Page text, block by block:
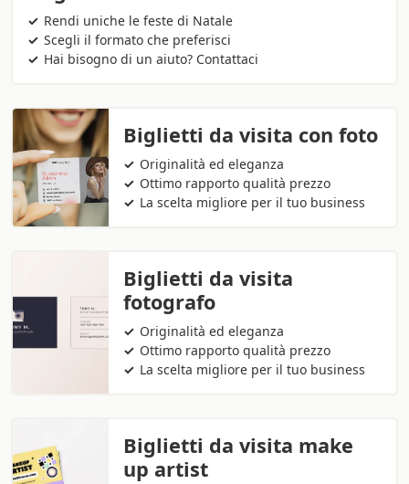
Rendi uniche le feste di Natale
Scegli il formato che preferisci
Hai bisogno di un aiuto? Contattaci
Biglietti da visita con foto
Originalità ed eleganza
Ottimo rapporto qualità prezzo
La scelta migliore per il tuo business
Biglietti da visita
fotografo
Originalità ed eleganza
Ottimo rapporto qualità prezzo
La scelta migliore per il tuo business
Biglietti da visita make
up artist